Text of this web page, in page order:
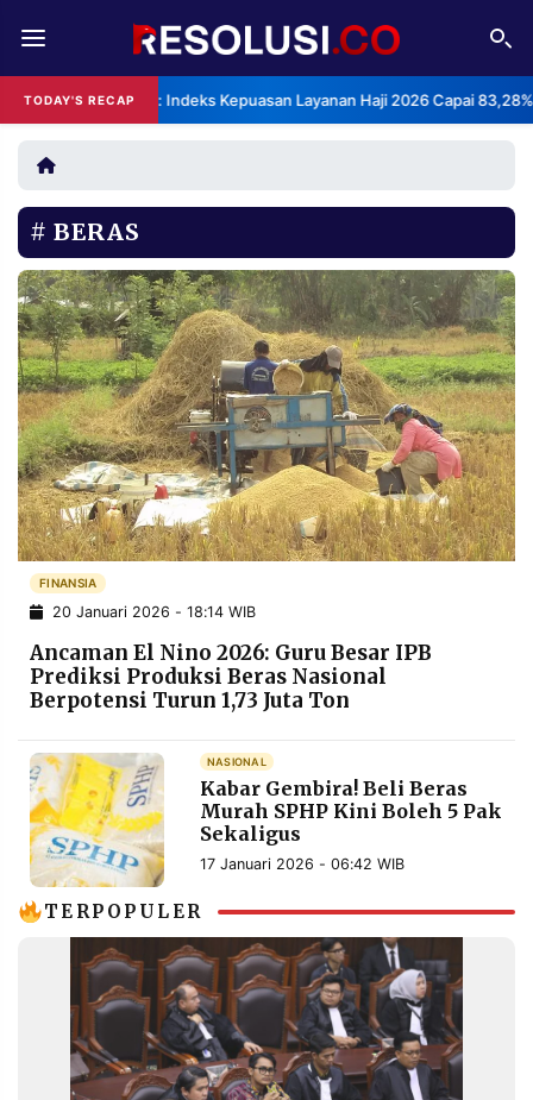
TODAY'S RECAPBPS: Indeks Kepuasan Layanan Haji 2026 Capai
REDAKSI TENTANG
RESOLUSI IKLAN
RUBRIKASI
EDITORIAL AKSARA
FINANSIA PERSONA
DAERAH NASIONAL
MANCA SPORT
INFORMASI
PRIVACY
POLICY
BERITA
WARGA
INFORMASI
IKLAN TULISAN
PENGADUAN TERM
OF
SERVICE
IKUTI
KAMI
RESOLUSI
MEDIA
PRAMUDITA
BERAS
FINANSIA
20 Januari 2026 - 18:14 WIB
Ancaman El Nino 2026: Guru Besar IPB
Prediksi Produksi Beras Nasional
Berpotensi Turun 1,73 Juta Ton
NASIONAL
Kabar Gembira! Beli Beras
Murah SPHP Kini Boleh 5 Pak
Sekaligus
17 Januari 2026 - 06:42 WIB
TERPOPULER